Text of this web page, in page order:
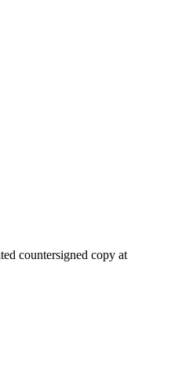
countersigned copy at